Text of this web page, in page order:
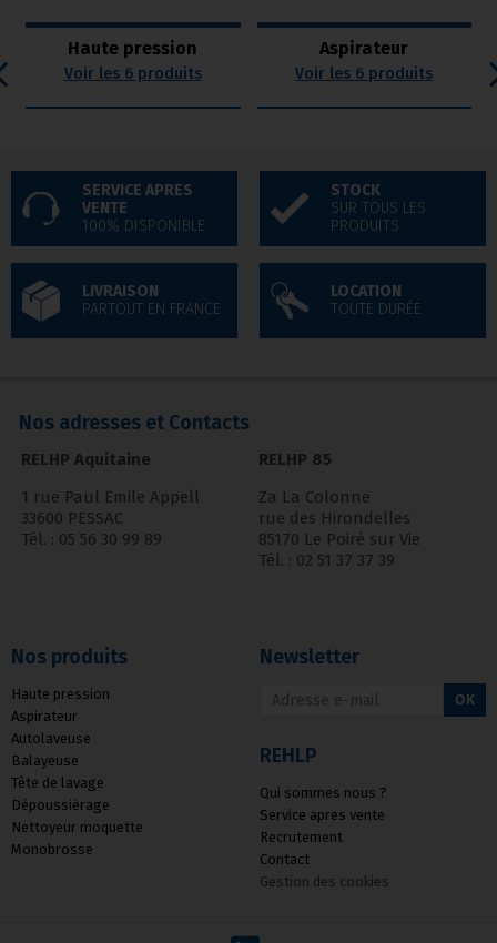
Haute pression
Voir les 6 produits
Aspirateur
Voir les 6 produits
SERVICE APRES
VENTE
100% DISPONIBLE
STOCK
SUR TOUS LES
PRODUITS
LIVRAISON
PARTOUT EN FRANCE
LOCATION
TOUTE DURÉE
Nos adresses et Contacts
RELHP Aquitaine
1 rue Paul Emile Appell
33600 PESSAC
Tél. : 05 56 30 99 89
RELHP 85
Za La Colonne
rue des Hirondelles
85170 Le Poiré sur Vie
Tél. : 02 51 37 37 39
Nos produits
Haute pression
Aspirateur
Autolaveuse
Balayeuse
Tête de lavage
Dépoussiérage
Nettoyeur moquette
Monobrosse
Newsletter
OK
REHLP
Qui sommes nous ?
Service apres vente
Recrutement
Contact
Gestion des cookies